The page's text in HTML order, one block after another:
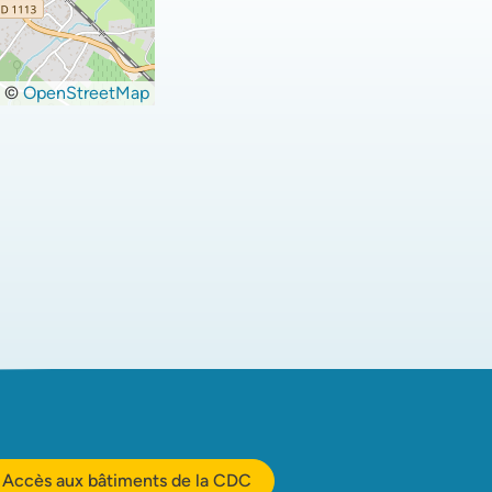
© OpenStreetMap
Accès aux bâtiments de la CDC